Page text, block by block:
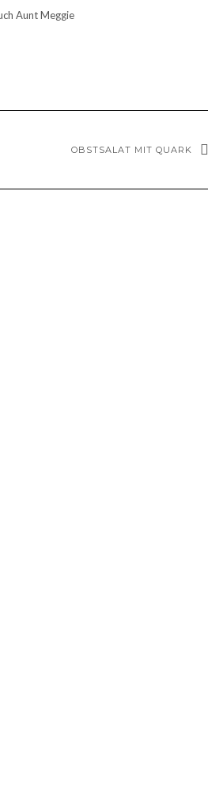
Aunt Meggie
OBSTSALAT MIT QUARK